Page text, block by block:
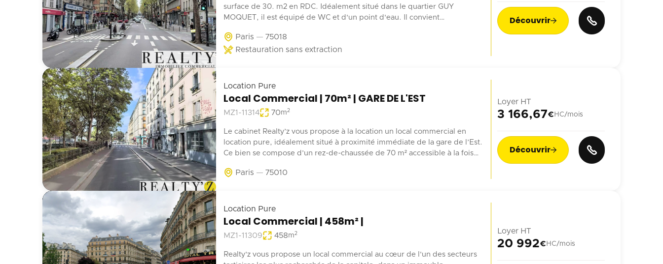
surface de 30. m2 en RDC. Idéalement situé dans le quartier GUY
MOQUET, il est équipé de WC et d'un point d'eau. Il convient
Paris
75018
Restauration sans extraction
Découvrir 
Location Pure
Local Commercial | 70m² | GARE DE L'EST
MZ1-11314 70m2
Le cabinet Realty’z vous propose à la location un local commercial en
location pure, idéalement situé à proximité immédiate de la gare de l’Est.
Ce bien se compose d’un rez-de-chaussée de 70 m² accessible à la fois
emplacements de stationnement en sous-sol complètent ce bien.
Paris 75010
Loyer HT
3 166,67€ HC/mois
Découvrir 
Location Pure
Local Commercial | 458m² |
MZ1-11309 458m2
Realty'z vous propose un local commercial au cœur de l'un des secteurs
Loyer HT
20 992€ HC/mois